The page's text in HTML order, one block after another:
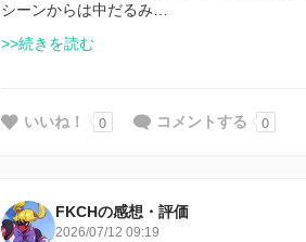
シーンからは中だるみ…
>>続きを読む
いいね！ 0 コメントする 0
FKCHの感想・評価
2026/07/12 09:19